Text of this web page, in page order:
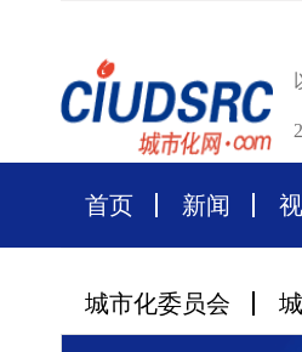
首页 新闻
城市化委员会